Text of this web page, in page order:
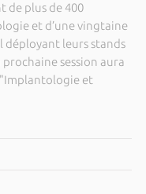
de plus de 400
et d’une vingtaine
leurs stands
session aura
"Implantologie et